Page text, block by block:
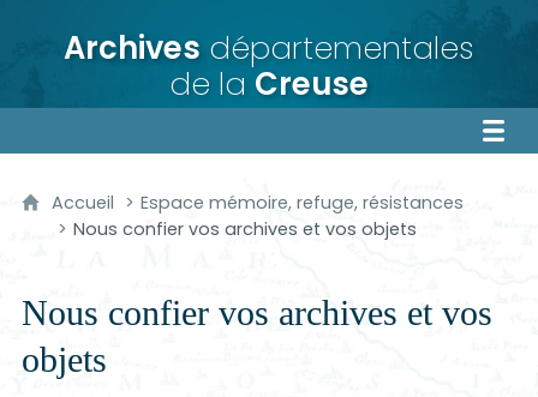
Archives départementales
de la Creuse
Accueil
Espace mémoire, refuge, résistances
Nous confier vos archives et vos objets
Nous confier vos archives et vos
objets